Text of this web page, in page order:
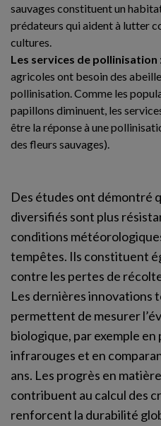
sauvages constituent un
prédateurs qui aident à lutter
cultures.
Les services de pollinisation
agricoles ont besoin des
pollinisation. Comme les
papillons diminuent, les
être la réponse à une
des fleurs sauvages).
Des études ont démontré
diversifiés sont plus
conditions
tempêtes. Ils constituent
contre les pertes de
Les dernières innovations
permettent de mesurer
biologique, par exemple en
infrarouges et en
ans. Les progrès en
contribuent au calcul des
renforcent la durabilité